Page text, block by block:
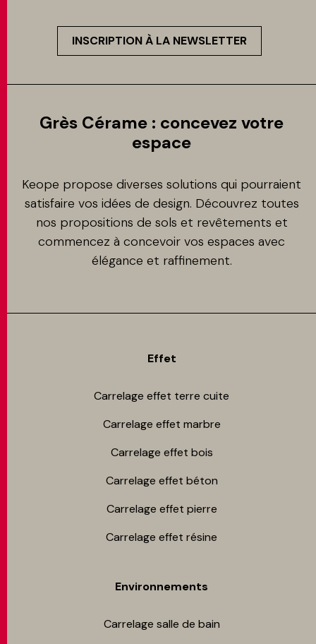
INSCRIPTION À LA NEWSLETTER
Grès Cérame : concevez votre
espace
Keope propose diverses solutions qui pourraient
satisfaire vos idées de design. Découvrez toutes
nos propositions de sols et revêtements et
commencez à concevoir vos espaces avec
élégance et raffinement.
Effet
Carrelage effet terre cuite
Carrelage effet marbre
Carrelage effet bois
Carrelage effet béton
Carrelage effet pierre
Carrelage effet résine
Environnements
Carrelage salle de bain